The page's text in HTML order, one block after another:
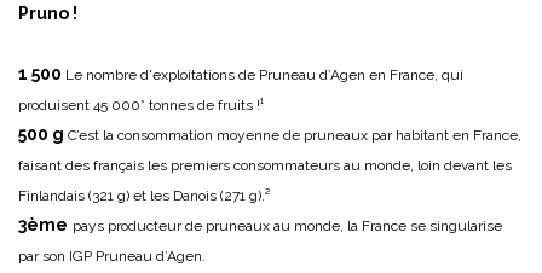
Pruno !
1 500 Le nombre d'exploitations de Pruneau d’Agen en France, qui
produisent 45 000* tonnes de fruits !¹
500 g C’est la consommation moyenne de pruneaux par habitant en France,
faisant des français les premiers consommateurs au monde, loin devant les
Finlandais (321 g) et les Danois (271 g).²
3ème pays producteur de pruneaux au monde, la France se singularise
par son IGP Pruneau d’Agen.